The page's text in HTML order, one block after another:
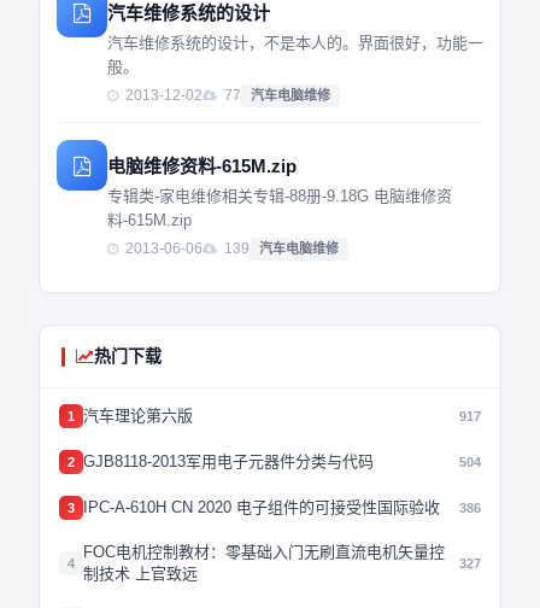
证。...
汽车维修系统的设计
汽车维修系统的设计，不是本人的。界面很好，功能一
般。
2013-12-02 77 汽车电脑维修
电脑维修资料-615M.zip
专辑类-家电维修相关专辑-88册-9.18G 电脑维修资
料-615M.zip
2013-06-06 139 汽车电脑维修
热门下载
1 汽车理论第六版 917
2 GJB8118-2013军用电子元器件分类与代码 504
3 IPC-A-610H CN 2020 电子组件的可接受性国际验收 386
4
FOC电机控制教材：零基础入门无刷直流电机矢量控
制技术 上官致远
327